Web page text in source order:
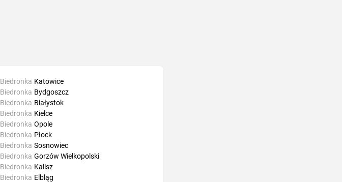
Biedronka Katowice
Biedronka Bydgoszcz
Biedronka Białystok
Biedronka Kielce
Biedronka Opole
Biedronka Płock
Biedronka Sosnowiec
Biedronka Gorzów Wielkopolski
Biedronka Kalisz
Biedronka Elbląg